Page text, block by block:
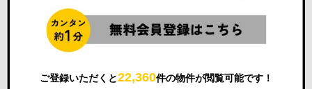
ご登録いただくと22,360件の物件が閲覧可能です！